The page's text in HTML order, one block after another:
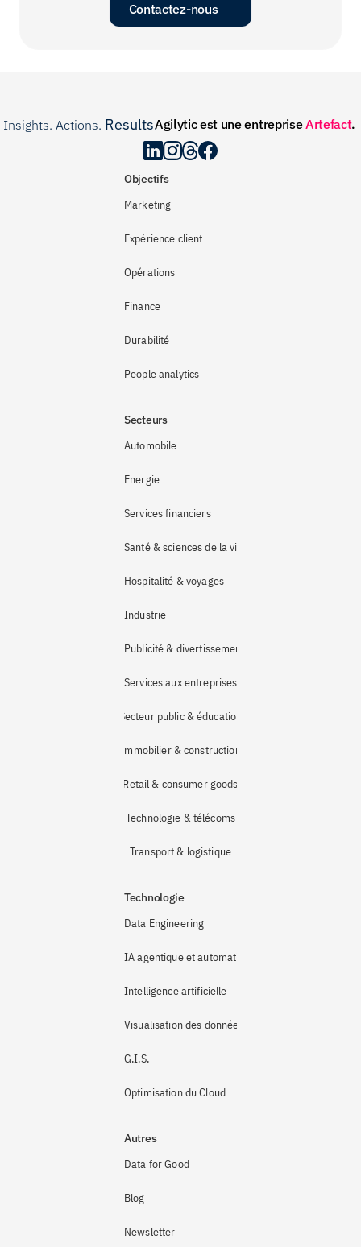
Contactez-nous
Insights. Actions. Results.Agilytic est une entreprise Artefact.
Objectifs
Marketing
Expérience client
Opérations
Finance
Durabilité
People analytics
Secteurs
Automobile
Energie
Services financiers
Santé & sciences de la vie
Hospitalité & voyages
Industrie
Publicité & divertissement
Services aux entreprises
Secteur public & éducation
Immobilier & construction
Retail & consumer goods
Technologie & télécoms
Transport & logistique
Technologie
Data Engineering
IA agentique et automatisation
Intelligence artificielle
Visualisation des données
G.I.S.
Optimisation du Cloud
Autres
Data for Good
Blog
Newsletter